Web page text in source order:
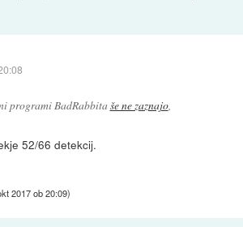
programi BadRabbitaše ne zaznajo,
52/66 detekcij.
2017 ob 20:09)